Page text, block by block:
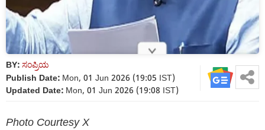
BY: ಸಂಪ್ರಿಯ
Publish Date: Mon, 01 Jun 2026 (19:05 IST)
Updated Date: Mon, 01 Jun 2026 (19:08 IST)
Photo Courtesy X